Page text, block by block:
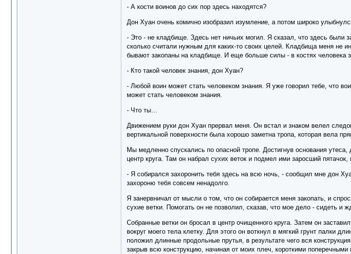
- А кости воинов до сих пор здесь находятся?
Дон Хуан очень комично изобразил изумление, а потом широко
- Это - не кладбище. Здесь нет ничьих могил. Я сказал, что здесь были
сколько считали нужным для каких-то своих целей. Кладбища меня не
бывают закопаны на кладбище. И еще больше силы - в костях человека
- Кто такой человек знания, дон Хуан?
- Любой воин может стать человеком знания. Я уже говорил тебе, что
может стать человеком знания.
- Что ты…
Движением руки дон Хуан прервал меня. Он встал и знаком велел
вертикальной поверхности была хорошо заметна тропа, которая вела
Мы медленно спускались по опасной тропе. Достигнув основания
центр круга. Там он набрал сухих веток и подмел ими заросший
- Я собирался захоронить тебя здесь на всю ночь, - сообщил мне дон
захороню тебя совсем ненадолго.
Я занервничал от мысли о том, что он собирается меня закопать, и
сухие ветки. Помогать он не позволил, сказав, что мое дело - сидеть и
Собранные ветки он бросал в центр очищенного круга. Затем он
вокруг моего тела клетку. Для этого он воткнул в мягкий грунт палки
положил длинные продольные прутья, в результате чего вся
закрыв всю конструкцию, начиная от моих плеч, короткими